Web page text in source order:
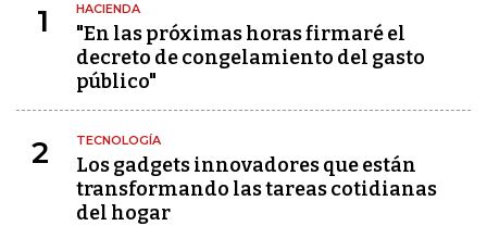
1 HACIENDA
"En las próximas horas firmaré el
decreto de congelamiento del gasto
público"
2 TECNOLOGÍA
Los gadgets innovadores que están
transformando las tareas cotidianas
del hogar